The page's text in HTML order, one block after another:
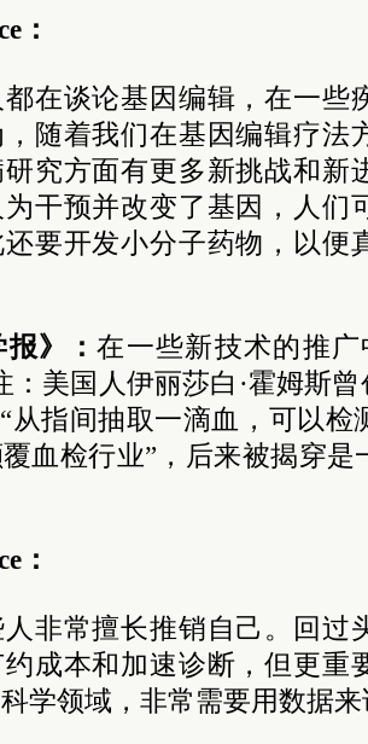
：
在谈论基因编辑，在一些
随着我们在基因编辑疗法
究方面有更多新挑战和新
干预并改变了基因，人们
要开发小分子药物，以便
报》：在一些新技术的推
：美国人伊丽莎白·霍姆斯
从指间抽取一滴血，可以
血检行业”，后来被揭穿
：
非常擅长推销自己。回过
成本和加速诊断，但更重
学领域，非常需要用数据